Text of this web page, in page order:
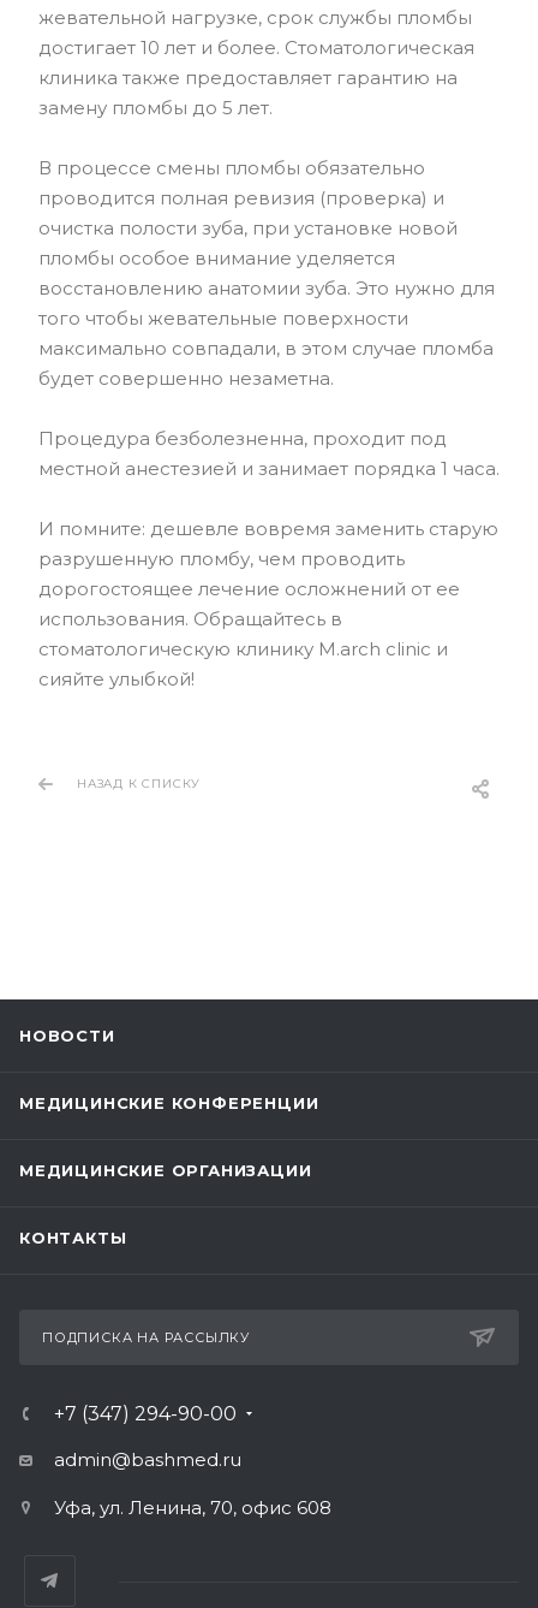
жевательной нагрузке, срок службы пломбы
достигает 10 лет и более. Стоматологическая
клиника также предоставляет гарантию на
замену пломбы до 5 лет.
В процессе смены пломбы обязательно
проводится полная ревизия (проверка) и
очистка полости зуба, при установке новой
пломбы особое внимание уделяется
восстановлению анатомии зуба. Это нужно для
того чтобы жевательные поверхности
максимально совпадали, в этом случае пломба
будет совершенно незаметна.
Процедура безболезненна, проходит под
местной анестезией и занимает порядка 1 часа.
И помните: дешевле вовремя заменить старую
разрушенную пломбу, чем проводить
дорогостоящее лечение осложнений от ее
использования. Обращайтесь в
стоматологическую клинику M.arch clinic и
сияйте улыбкой!
НАЗАД К СПИСКУ
НОВОСТИ
МЕДИЦИНСКИЕ КОНФЕРЕНЦИИ
МЕДИЦИНСКИЕ ОРГАНИЗАЦИИ
КОНТАКТЫ
ПОДПИСКА НА РАССЫЛКУ
+7 (347) 294-90-00
admin@bashmed.ru
Уфа, ул. Ленина, 70, офис 608